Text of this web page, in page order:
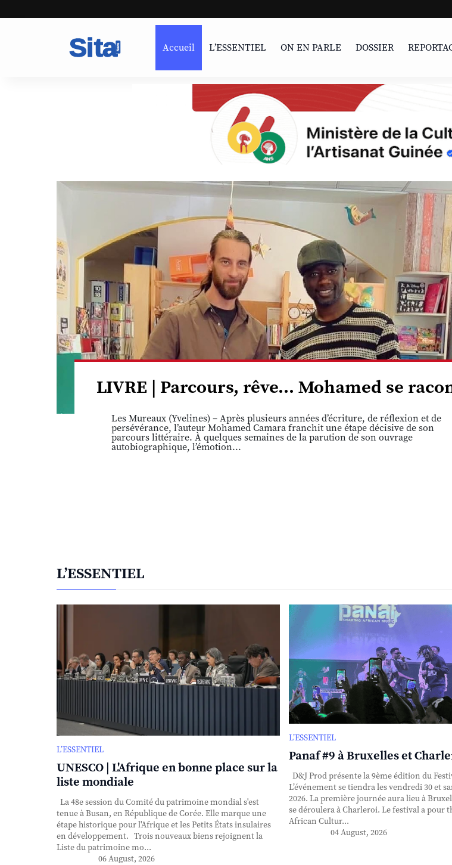
Accueil L’ESSENTIEL ON EN PARLE DOSSIER
LIVRE | Parcours, rêve... Mohamed se
Les Mureaux (Yvelines) – Après plusieurs années d’écriture, de réflexion et de
persévérance, l’auteur Mohamed Camara franchit une étape décisive de son
parcours littéraire. À quelques semaines de la parution de son ouvrage
autobiographique, l’émotion...
L’ESSENTIEL
L’ESSENTIEL
UNESCO | L'Afrique en bonne place sur la
liste mondiale
La 48e session du Comité du patrimoine mondial s'est
tenue à Busan, en République de Corée. Elle marque une
étape historique pour l'Afrique et les Petits États insulaires
en développement. Trois nouveaux biens rejoignent la
Liste du patrimoine mo...
06 August, 2026
L’ESSENTIEL
Panaf #9 à Bruxelles et
D&J Prod présente la 9ème édition du
L’événement se tiendra les vendredi 30 et
2026. La première journée aura lieu à
se déroulera à Charleroi. Le festival a pour
African Cultur...
04 August, 2026